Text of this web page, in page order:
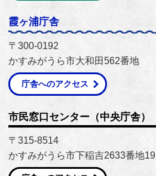
霞ヶ浦庁舎
〒300-0192
かすみがうら市大和田562番地
庁舎へのアクセス
市民窓口センター（中央庁舎）
〒315-8514
かすみがうら市下稲吉2633番地19